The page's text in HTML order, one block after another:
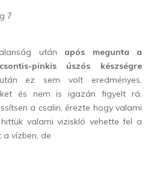
után após megunta a
pinkis úszós készségre
ez sem volt eredményes,
és nem is igazán figyelt rá.
a csalin, érezte hogy valami
valami viziskló vehette fel a
vízben, de